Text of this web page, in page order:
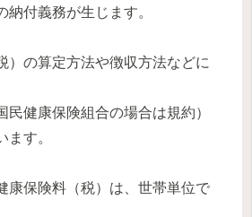
納付義務が生じます。
）の算定方法や徴収方法などに
民健康保険組合の場合は規約）
ます。
康保険料（税）は、世帯単位で